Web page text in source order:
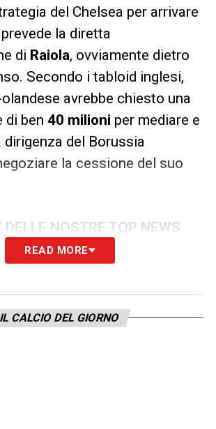
del Chelsea per arrivare
la diretta
di Raiola, ovviamente dietro
Secondo i tabloid inglesi,
olandese avrebbe chiesto una
di ben 40 milioni per mediare e
dirigenza del Borussia
la cessione del suo
NOSTRE TOP NEWS
READ MORE
IL CALCIO DEL GIORNO